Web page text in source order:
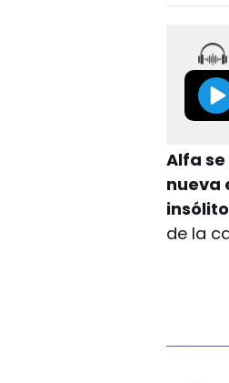
Alfa
nueva
de la